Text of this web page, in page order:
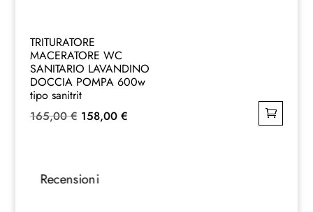
TRITURATORE
MACERATORE WC
SANITARIO LAVANDINO
DOCCIA POMPA 600w
tipo sanitrit
165,00€ Il
165,00 €.
158,00 €Il
Recensioni